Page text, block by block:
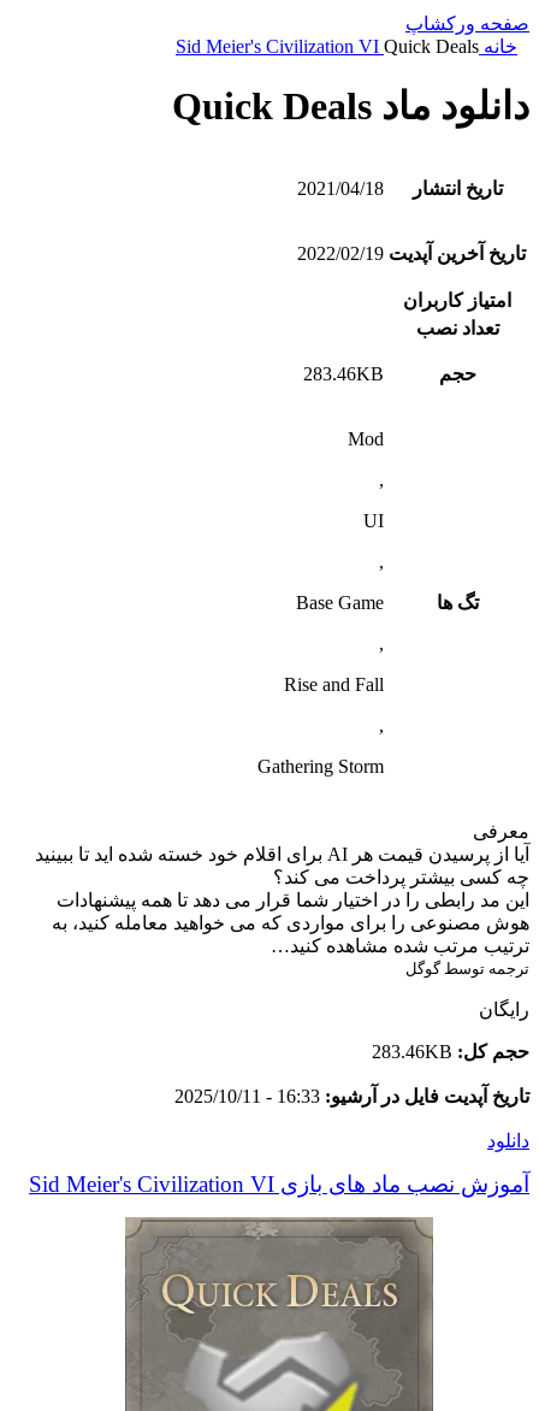
صفحه ورکشاپ
خانه
Sid Meier's Civilization VI Quick Deals
دانلود ماد Quick Deals
تاریخ انتشار 2021/04/18
تاریخ آخرین آپدیت 2022/02/19
امتیاز کاربران
تعداد نصب
حجم 283.46KB
تگ ها
Mod
,
UI
,
Base Game
,
Rise and Fall
,
Gathering Storm
معرفی
آیا از پرسیدن قیمت هر AI برای اقلام خود خسته شده اید تا ببینید
چه کسی بیشتر پرداخت می کند؟
این مد رابطی را در اختیار شما قرار می دهد تا همه پیشنهادات
هوش مصنوعی را برای مواردی که می خواهید معامله کنید، به
ترتیب مرتب شده مشاهده کنید…
ترجمه توسط گوگل
رایگان
حجم کل: 283.46KB
تاریخ آپدیت فایل در آرشیو: 16:33 - 2025/10/11
دانلود
آموزش نصب ماد های بازی Sid Meier's Civilization VI